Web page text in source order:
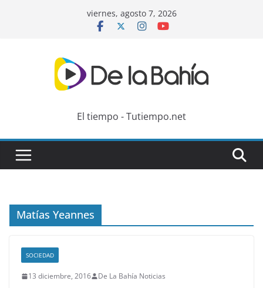
viernes, agosto 7, 2026
El tiempo - Tutiempo.net
Matías Yeannes
SOCIEDAD
13 diciembre, 2016 De La Bahía Noticias